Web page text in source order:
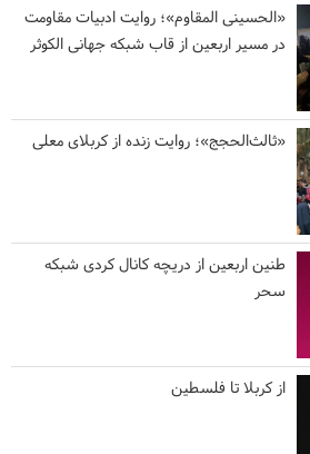
«الحسینی المقاوم»؛ روایت ادبیات مقاومت
در مسیر اربعین از قاب شبکه جهانی الکوثر
«ثالث‌الحجج»؛ روایت زنده از کربلای معلی
طنین اربعین از دریچه کانال کردی شبکه
سحر
از کربلا تا فلسطین